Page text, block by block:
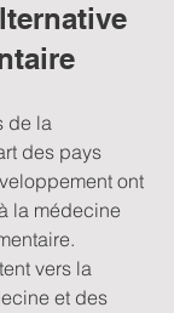
de la
des pays
ont
la médecine
vers la
et des